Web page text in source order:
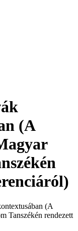
(A
(A
Tanszékén rendezett